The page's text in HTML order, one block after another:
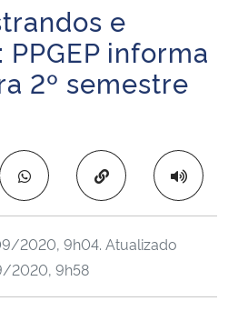
e Abastecimento
e Comunicações
e
informa
2º semestre
Copiar para área
2020, 9h04. Atualizado
2020, 9h58